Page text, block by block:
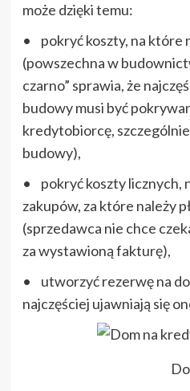
może dzięki temu:
• pokryć koszty, na które
(powszechna w
czarno” sprawia, że
budowy musi być
kredytobiorcę,
budowy),
• pokryć koszty licznych,
zakupów, za które należy
(sprzedawca nie chce
za wystawioną fakturę),
• utworzyć rezerwę na
najczęściej ujawniają się